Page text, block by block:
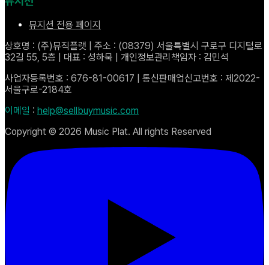
뮤지션 전용 페이지
상호명 : (주)뮤직플랫 | 주소 : (08379) 서울특별시 구로구 디지털로
32길 55, 5층 | 대표 : 성하묵 | 개인정보관리책임자 : 김민석
사업자등록번호 : 676-81-00617 | 통신판매업신고번호 : 제2022-
서울구로-2184호
이메일 : help@sellbuymusic.com
Copyright © 2026 Music Plat. All rights Reserved